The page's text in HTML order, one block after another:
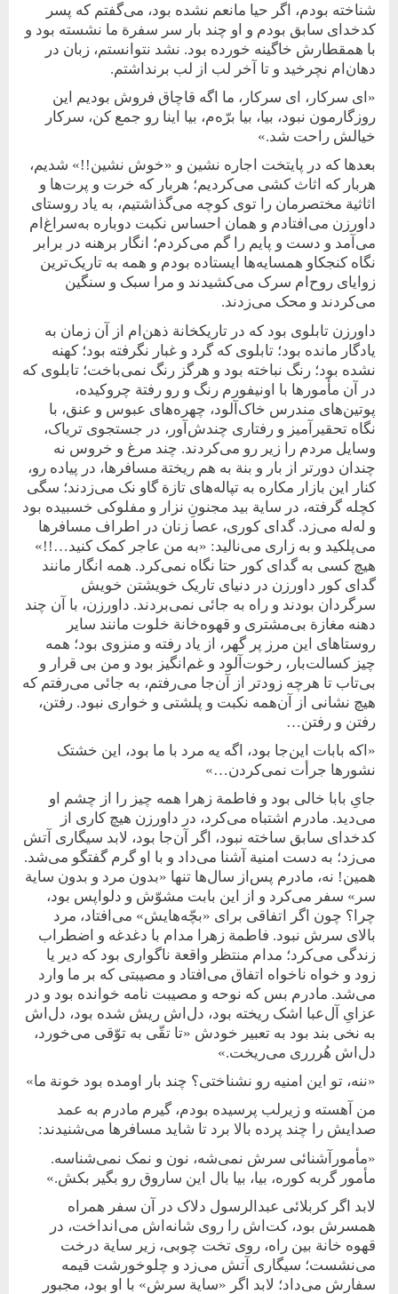
شناخته بودم، اگر حیا مانعم نشده‌ بود، می‌گفتم که پسر
کدخدای سابق بودم و او چند بار سر سفرة ما نشسته بود و
با همقطارش خاگینه خورده بود. نشد نتوانستم، زبان در
دهان‌ام نچرخید و تا آخر لب از لب برنداشتم.
«ای سرکار، ای سرکار، ما اگه قاچاق فروش بودیم این
روزگارمون نبود، بیا، بیا برّه‌م، بیا اینا رو جمع کن، سرکار
خیالش راحت شد.»
بعدها که در پایتخت اجاره نشین و «خوش نشین!!» شدیم،
هربار که اثاث کشی می‌کردیم؛ هر‌بار که خرت و پرت‌ها و
اثاثیة مختصرمان را توی کوچه می‌گذاشتیم، به‌ یاد روستای
داورزن می‌افتادم و همان احساس نکبت دوباره به‌سراغ‌ام
می‌آمد و دست و پایم را گم می‌کردم؛ انگار برهنه در برابر
نگاه کنجکاو همسایه‌ها ایستاده بودم و همه به تاریک‌ترین
زوایای روح‌ام سرک می‌کشیدند و مرا سبک و سنگین
می‌کردند و محک می‌زدند.
داورزن تابلوی بود که در تاریکخانة ذهن‌ام از آن زمان به
یادگار مانده بود؛ تابلوی که گرد و غبار نگرفته بود؛ کهنه
نشده بود؛ رنگ نباخته بود و هرگز رنگ نمی‌‌‌‌باخت؛ تابلوی که
در آن مأمورها با اونیفورم‌ رنگ و رو رفتة چروکیده،
پوتین‌های مندرس خاک‌آلود، چهره‌های عبوس و عنق، با
نگاه تحقیرآمیز و رفتاری چندش‌آور، در جستجوی تریاک،
وسایل مردم را زیر رو می‌کردند. چند مرغ و خروس نه
چندان دورتر از بار و بنة به هم ریختة مسافرها، در پیاده رو،
کنار این بازار مکاره به تپاله‌های تازة گاو نک می‌زدند؛ سگی
کچله گرفته، در سایة بید مجنونِ نزار و مفلوکی خسبیده بود
و له‌له می‌زد. گدای کوری، عصا زنان در اطراف مسافرها
می‌پلکید و به زاری می‌نالید: «به من عاجر کمک کنید…!!»
هیچ کسی به گدای کور حتا نگاه نمی‌کرد. همه انگار مانند
گدای کور داورزن در دنیای تاریک خویشتن خویش
سرگردان بودند و راه به جائی نمی‌بردند. داورزن، با آن چند
دهنه مغازة بی‌مشتری و قهوه‌خانة خلوت مانند سایر
روستاهای این مرز پر گهر، از یاد رفته و منزوی بود؛ همه
چیز کسالت‌بار، رخوت‌آلود و غم‌انگیز بود و من بی قرار و
بی‌تاب تا هرچه زودتر از آن‌جا می‌رفتم، به جائی می‌رفتم که
هیچ نشانی از آن‌همه نکبت و پلشتی و خواری نبود. رفتن،
رفتن و رفتن…
«اکه بابات این‌جا بود، اگه یه مرد با ما بود، این خشتک
نشورها جرأت نمی‌کردن…»
جایِ بابا خالی بود و فاطمة زهرا همه چیز را از چشم او
می‌دید. مادرم اشتباه می‌کرد، در داورزن هیچ کاری از
کدخدای سابق ساخته نبود، اگر آن‌جا بود، لابد سیگاری آتش
می‌زد؛ به دست امنیة آشنا می‌داد و با او گرم گفتگو می‌شد.
همین! نه، مادرم پس‌از سال‌ها تنها «بدون مرد و بدون سایة
‌سر» سفر می‌کرد و از این بابت مشوّش و دلواپس بود،
چرا؟ چون اگر اتفاقی برای «بچّه‌هایش» می‌افتاد، مرد
بالای سرش نبود. فاطمة زهرا مدام با دغدغه و اضطراب
زندگی می‌کرد؛ مدام منتظر واقعة ناگواری بود که دیر ‌یا
زود و خواه ناخواه اتفاق می‌افتاد و مصیبتی که بر ما وارد
می‌شد. مادرم بس که نوحه و مصیبت نامه خوانده بود و در
عزایِ آل‌عبا اشک ریخته بود، دل‌اش ریش شده بود، دل‌اش
به نخی بند بود به تعبیر خودش «تا تقّی به توّقی می‌خورد،
دل‌اش هُررری می‌ریخت.»
«ننه، تو این امنیه رو نشناختی؟ چند بار اومده بود خونة ما»
من آهسته و زیر‌لب پرسیده بودم، گیرم مادرم به ‌عمد
صدایش را چند پرده بالا برد تا شاید مسافرها می‌شنیدند:
«مأمورآشنائی سرش نمی‌شه، نون و نمک نمی‌شناسه.
مأمور گربه کوره، بیا، بیا بال این ساروق رو بگیر بکش.»
لابد اگر کربلائی عبدالرسول دلاک در آن سفر همراه
همسرش بود، کت‌اش را روی شانه‌اش می‌انداخت، در
قهوه‌ خانة بین راه، روی تخت چوبی، زیر سایة درخت
می‌نشست؛ سیگاری آتش می‌زد و چلوخورشت قیمه
سفارش می‌داد؛ لابد اگر «سایة سرش» با او بود، مجبور